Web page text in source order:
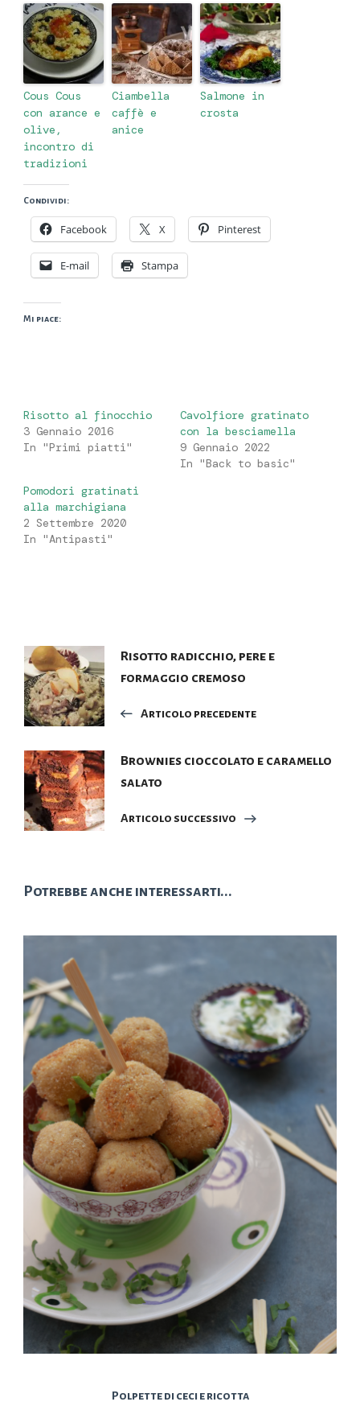
Cous Cous
con arance e
olive,
incontro di
tradizioni
Ciambella
caffè e
anice
Salmone in
crosta
Condividi:
Facebook X Pinterest
E-mail Stampa
Mi piace:
Risotto al finocchio
3 Gennaio 2016
In "Primi piatti"
Cavolfiore gratinato
con la besciamella
9 Gennaio 2022
In "Back to basic"
Pomodori gratinati
alla marchigiana
2 Settembre 2020
In "Antipasti"
Navigazione
articoli
Risotto radicchio, pere e
formaggio cremoso
Articolo precedente
Brownies cioccolato e caramello
salato
Articolo successivo
Potrebbe anche interessarti...
Polpette di ceci e ricotta